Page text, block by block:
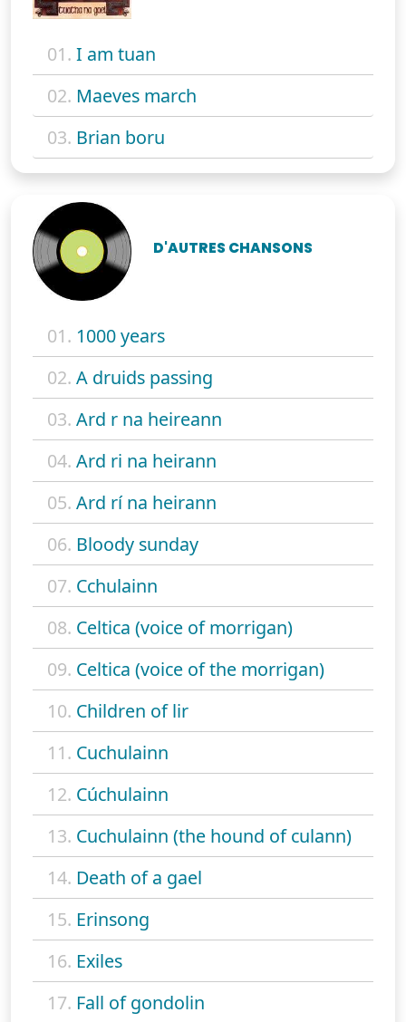
01. I am tuan
02. Maeves march
03. Brian boru
D'AUTRES CHANSONS
01. 1000 years
02. A druids passing
03. Ard r na heireann
04. Ard ri na heirann
05. Ard rí na heirann
06. Bloody sunday
07. Cchulainn
08. Celtica (voice of morrigan)
09. Celtica (voice of the morrigan)
10. Children of lir
11. Cuchulainn
12. Cúchulainn
13. Cuchulainn (the hound of culann)
14. Death of a gael
15. Erinsong
16. Exiles
17. Fall of gondolin